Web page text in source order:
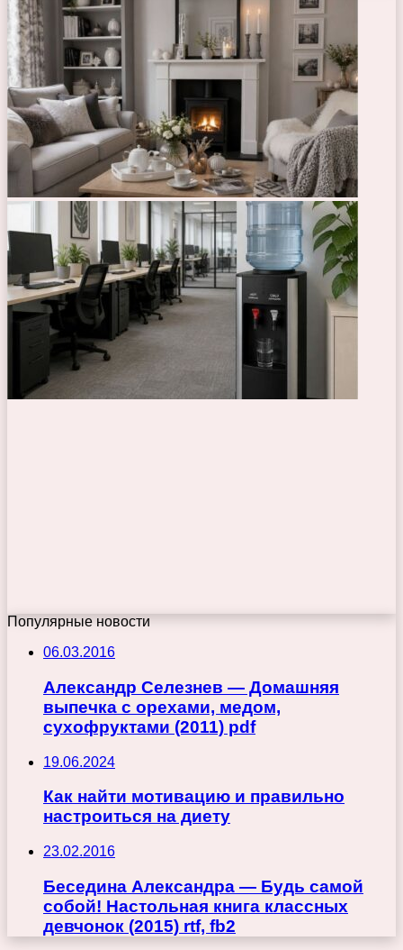
Популярные новости
06.03.2016
Александр Селезнев — Домашняя
выпечка с орехами, медом,
сухофруктами (2011) pdf
19.06.2024
Как найти мотивацию и правильно
настроиться на диету
23.02.2016
Беседина Александра — Будь самой
собой! Настольная книга классных
девчонок (2015) rtf, fb2